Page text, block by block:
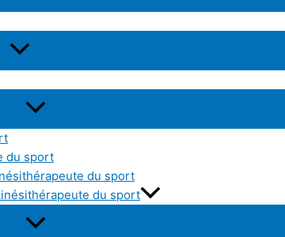
du sport
du sport
du sport